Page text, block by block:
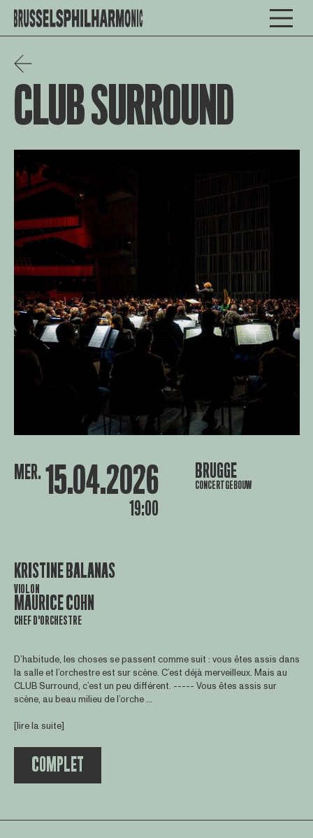
CLUB SURROUND
MER. 15.04.2026
19:00
BRUGGE
CONCERTGEBOUW
KRISTINE BALANAS
VIOLON
MAURICE COHN
CHEF D'ORCHESTRE
D’habitude, les choses se passent comme suit : vous êtes assis dans
la salle et l’orchestre est sur scène. C’est déjà merveilleux. Mais au
CLUB Surround, c’est un peu différent. ----- Vous êtes assis sur
scène, au beau milieu de l’orche ...
[lire la suite]
COMPLET